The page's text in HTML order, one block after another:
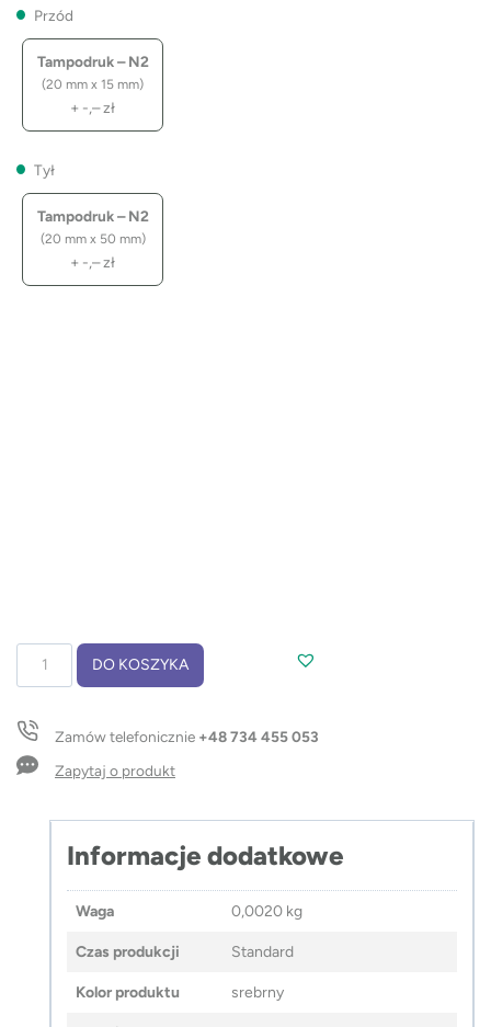
Przód
Tampodruk – N2
(20 mm x 15 mm)
+ -,–zł
Tył
Tampodruk – N2
(20 mm x 50 mm)
+ -,–zł
Zawieszka
TEDDY
DO KOSZYKA
Zamów telefonicznie +48 734 455 053
Zapytaj o produkt
Informacje dodatkowe
Waga 0,0020 kg
Czas produkcji Standard
Kolor produktu srebrny